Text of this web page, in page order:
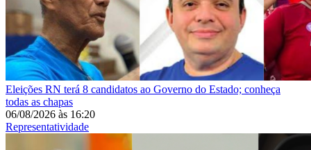
Eleições RN terá 8 candidatos ao Governo do Estado; conheça
todas as chapas
06/08/2026 às 16:20
Representatividade